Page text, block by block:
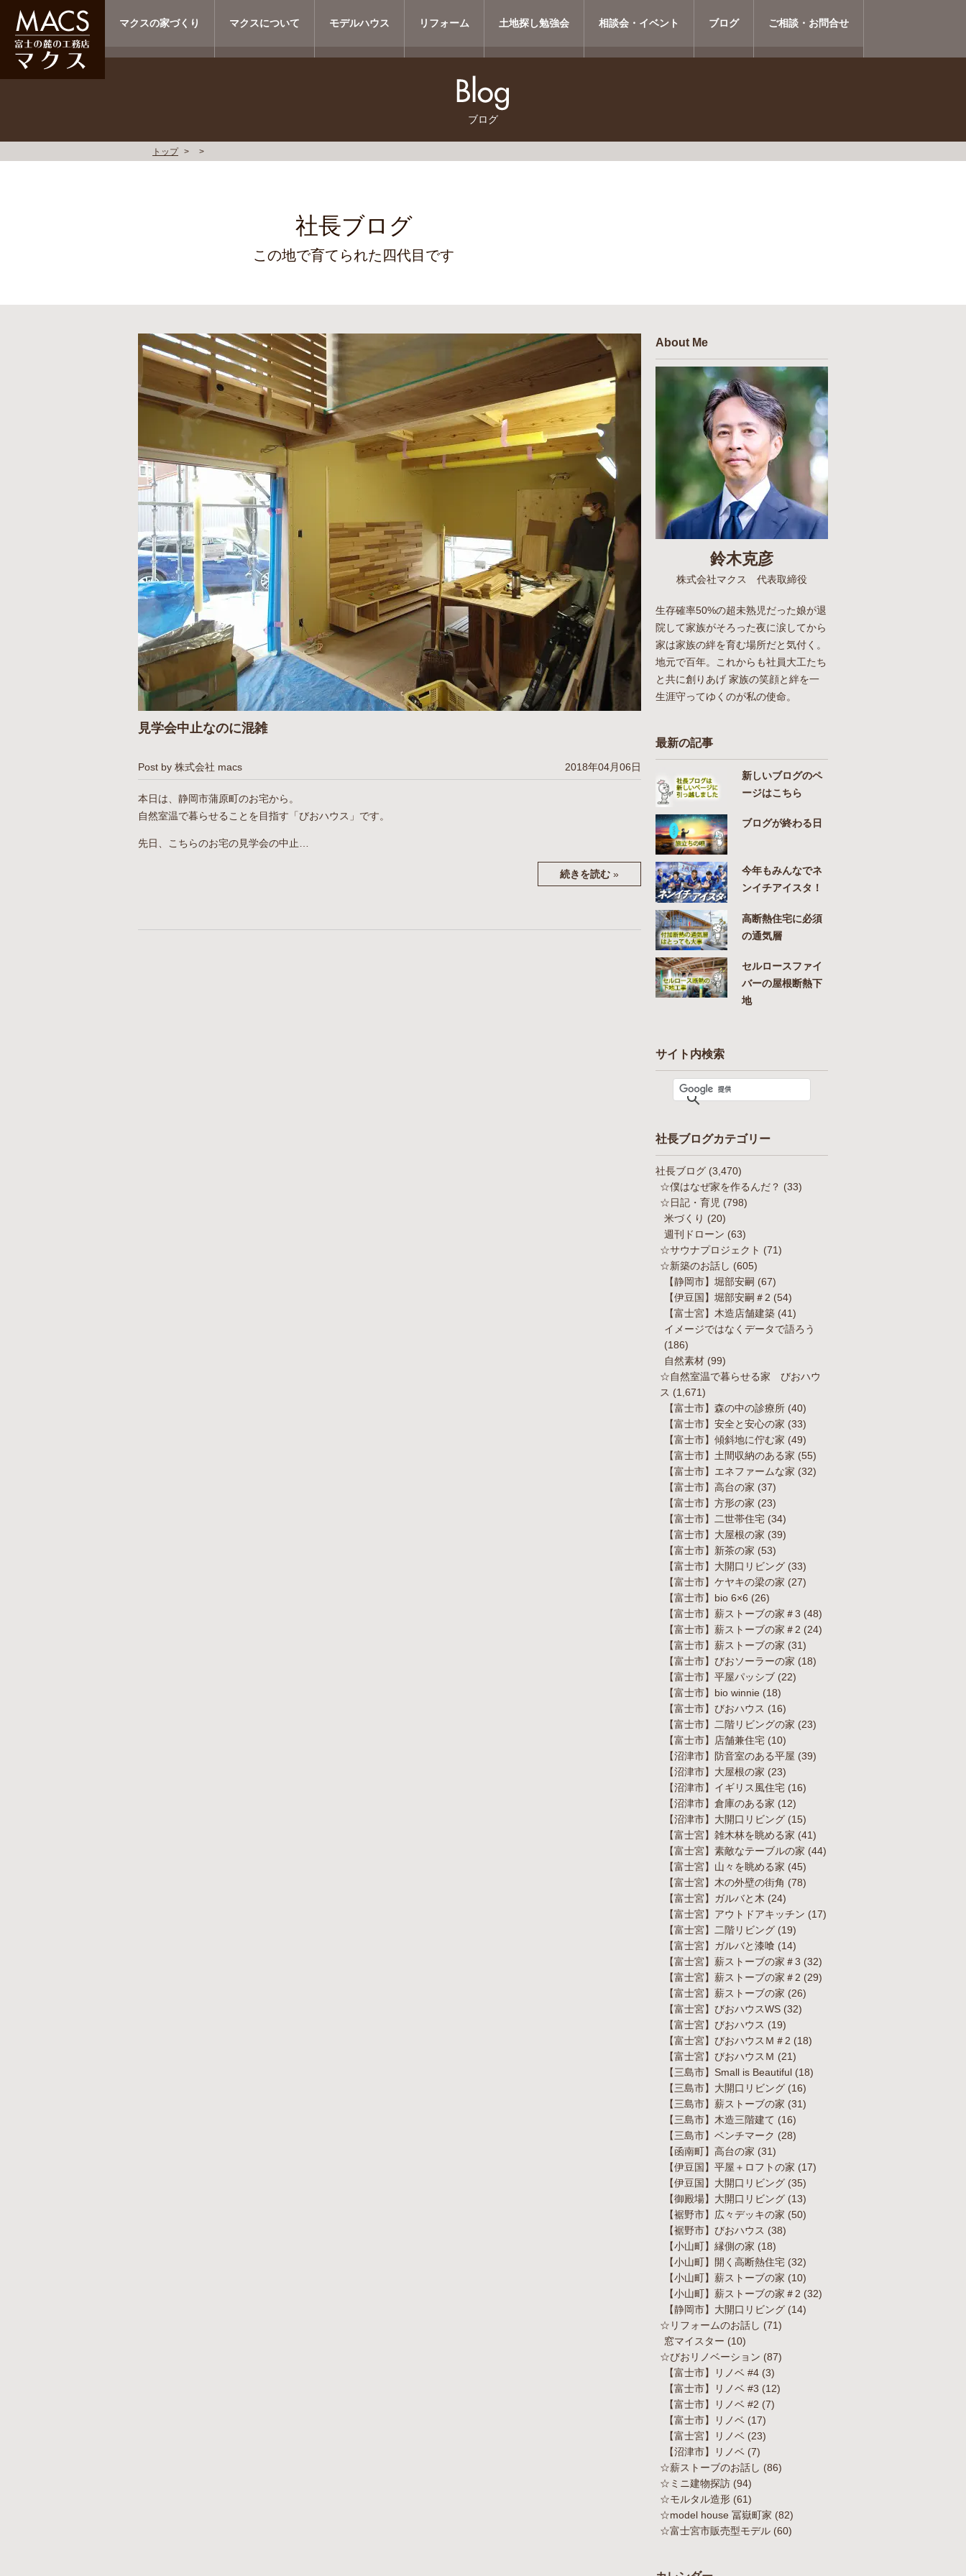
マクスの家づくり マクスについて モデルハウス リフォーム 土地探し勉強会 相談会・イベント ブログ ご相談・お問合せ
ブログ
トップ
社長ブログ
この地で育てられた四代目です
見学会中止なのに混雑
Post by 株式会社 macs 2018年04月06日
本日は、静岡市蒲原町のお宅から。
自然室温で暮らせることを目指す「びおハウス」です。
先日、こちらのお宅の見学会の中止…
続きを読む »
About Me
鈴木克彦
株式会社マクス 代表取締役
生存確率50%の超未熟児だった娘が退
院して家族がそろった夜に涙してから
家は家族の絆を育む場所だと気付く。
地元で百年。これからも社員大工たち
と共に創りあげ 家族の笑顔と絆を一
生涯守ってゆくのが私の使命。
最新の記事
新しいブログのペ
ージはこちら
ブログが終わる日
今年もみんなでネ
ンイチアイスタ！
高断熱住宅に必須
の通気層
セルロースファイ
バーの屋根断熱下
地
サイト内検索
社長ブログカテゴリー
社長ブログ (3,470)
☆僕はなぜ家を作るんだ？ (33)
☆日記・育児 (798)
米づくり (20)
週刊ドローン (63)
☆サウナプロジェクト (71)
☆新築のお話し (605)
【静岡市】堀部安嗣 (67)
【伊豆国】堀部安嗣＃2 (54)
【富士宮】木造店舗建築 (41)
イメージではなくデータで語ろう
(186)
自然素材 (99)
☆自然室温で暮らせる家 びおハウ
ス (1,671)
【富士市】森の中の診療所 (40)
【富士市】安全と安心の家 (33)
【富士市】傾斜地に佇む家 (49)
【富士市】土間収納のある家 (55)
【富士市】エネファームな家 (32)
【富士市】高台の家 (37)
【富士市】方形の家 (23)
【富士市】二世帯住宅 (34)
【富士市】大屋根の家 (39)
【富士市】新茶の家 (53)
【富士市】大開口リビング (33)
【富士市】ケヤキの梁の家 (27)
【富士市】bio 6×6 (26)
【富士市】薪ストーブの家＃3 (48)
【富士市】薪ストーブの家＃2 (24)
【富士市】薪ストーブの家 (31)
【富士市】びおソーラーの家 (18)
【富士市】平屋パッシブ (22)
【富士市】bio winnie (18)
【富士市】びおハウス (16)
【富士市】二階リビングの家 (23)
【富士市】店舗兼住宅 (10)
【沼津市】防音室のある平屋 (39)
【沼津市】大屋根の家 (23)
【沼津市】イギリス風住宅 (16)
【沼津市】倉庫のある家 (12)
【沼津市】大開口リビング (15)
【富士宮】雑木林を眺める家 (41)
【富士宮】素敵なテーブルの家 (44)
【富士宮】山々を眺める家 (45)
【富士宮】木の外壁の街角 (78)
【富士宮】ガルバと木 (24)
【富士宮】アウトドアキッチン (17)
【富士宮】二階リビング (19)
【富士宮】ガルバと漆喰 (14)
【富士宮】薪ストーブの家＃3 (32)
【富士宮】薪ストーブの家＃2 (29)
【富士宮】薪ストーブの家 (26)
【富士宮】びおハウスWS (32)
【富士宮】びおハウス (19)
【富士宮】びおハウスＭ＃2 (18)
【富士宮】びおハウスＭ (21)
【三島市】Small is Beautiful (18)
【三島市】大開口リビング (16)
【三島市】薪ストーブの家 (31)
【三島市】木造三階建て (16)
【三島市】ベンチマーク (28)
【函南町】高台の家 (31)
【伊豆国】平屋＋ロフトの家 (17)
【伊豆国】大開口リビング (35)
【御殿場】大開口リビング (13)
【裾野市】広々デッキの家 (50)
【裾野市】びおハウス (38)
【小山町】縁側の家 (18)
【小山町】開く高断熱住宅 (32)
【小山町】薪ストーブの家 (10)
【小山町】薪ストーブの家＃2 (32)
【静岡市】大開口リビング (14)
☆リフォームのお話し (71)
窓マイスター (10)
☆びおリノベーション (87)
【富士市】リノベ #4 (3)
【富士市】リノベ #3 (12)
【富士市】リノベ #2 (7)
【富士市】リノベ (17)
【富士宮】リノベ (23)
【沼津市】リノベ (7)
☆薪ストーブのお話し (86)
☆ミニ建物探訪 (94)
☆モルタル造形 (61)
☆model house 冨嶽町家 (82)
☆富士宮市販売型モデル (60)